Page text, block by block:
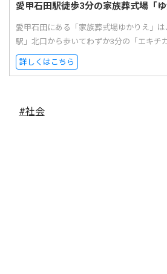
愛甲石田駅徒歩3分の家族葬式場「ゆ
愛甲石田にある「家族葬式場ゆかりえ」
駅」北口から歩いてわずか3分の「エキチ
詳しくはこちら
#社会